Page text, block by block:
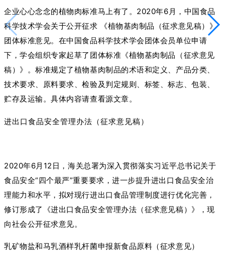
企业心心念念的植物肉标准马上有了。2020年6月，中国食品
科学技术学会关于公开征求 《植物基肉制品（征求意见稿）》
团体标准意见。在中国食品科学技术学会团体会员单位申请
下，学会组织专家起草了团体标准《植物基肉制品（征求意见
稿）》。标准规定了植物基肉制品的术语和定义、产品分类、
技术要求、原料要求、检验及判定规则、标签、标志、包装、
贮存及运输。具体内容请查看源文章。
进出口食品安全管理办法（征求意见稿）
2020年6月12日，海关总署为深入贯彻落实习近平总书记关于
食品安全“四个最严”重要要求，进一步提升进出口食品安全治
理能力和水平，拟对现行进出口食品管理制度进行优化完善，
修订形成了《进出口食品安全管理办法（征求意见稿）》，现
向社会公开征求意见。
乳矿物盐和马乳酒样乳杆菌申报新食品原料（征求意见）